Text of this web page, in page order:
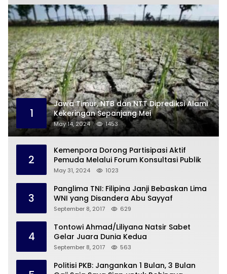
1
Jawa Timur, NTB dan NTT Diprediksi Alami
Kekeringan Sepanjang Mei
May 14, 2024 1453
2
Kemenpora Dorong Partisipasi Aktif
Pemuda Melalui Forum Konsultasi Publik
May 31, 2024 1023
3
Panglima TNI: Filipina Janji Bebaskan Lima
WNI yang Disandera Abu Sayyaf
September 8, 2017 629
4
Tontowi Ahmad/Liliyana Natsir Sabet
Gelar Juara Dunia Kedua
September 8, 2017 563
Politisi PKB: Jangankan 1 Bulan, 3 Bulan